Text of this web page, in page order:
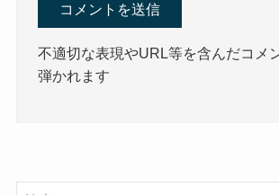
不適切な表現やURL等を含んだコメ
弾かれます